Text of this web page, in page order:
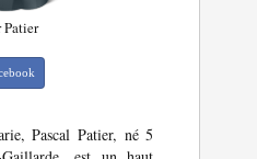
Patier
Pascal Patier, né 5